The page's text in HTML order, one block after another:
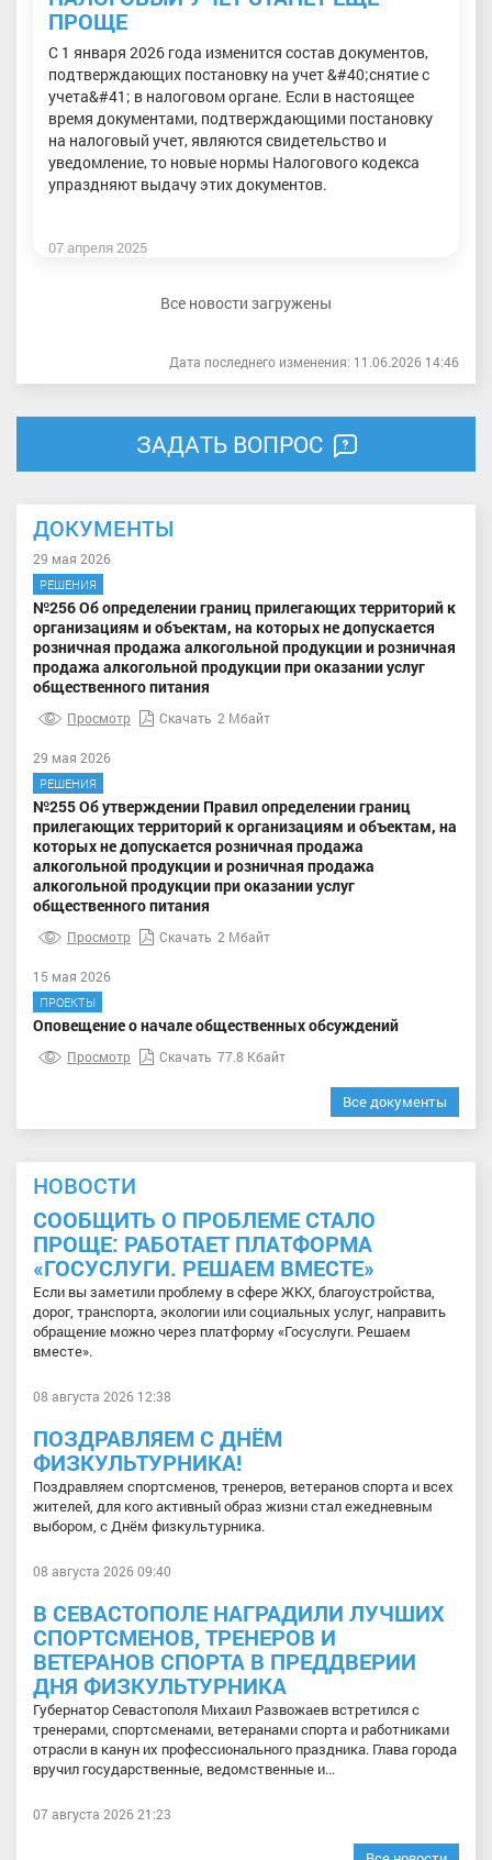
ПРОЩЕ
С 1 января 2026 года изменится состав документов,
подтверждающих постановку на учет &#40;снятие с
учета&#41; в налоговом органе. Если в настоящее
время документами, подтверждающими постановку
на налоговый учет, являются свидетельство и
уведомление, то новые нормы Налогового кодекса
упраздняют выдачу этих документов.
07 апреля 2025
Все новости загружены
Дата последнего изменения: 11.06.2026 14:46
ЗАДАТЬ ВОПРОС
ДОКУМЕНТЫ
29 мая 2026
РЕШЕНИЯ
№256 Об определении границ прилегающих территорий к
организациям и объектам, на которых не допускается
розничная продажа алкогольной продукции и розничная
продажа алкогольной продукции при оказании услуг
общественного питания
Просмотр Скачать 2 Мбайт
29 мая 2026
РЕШЕНИЯ
№255 Об утверждении Правил определении границ
прилегающих территорий к организациям и объектам, на
которых не допускается розничная продажа
алкогольной продукции и розничная продажа
алкогольной продукции при оказании услуг
общественного питания
Просмотр Скачать 2 Мбайт
15 мая 2026
ПРОЕКТЫ
Оповещение о начале общественных обсуждений
Просмотр Скачать 77.8 Кбайт
Все документы
НОВОСТИ
СООБЩИТЬ О ПРОБЛЕМЕ СТАЛО
ПРОЩЕ: РАБОТАЕТ ПЛАТФОРМА
«ГОСУСЛУГИ. РЕШАЕМ ВМЕСТЕ»
Если вы заметили проблему в сфере ЖКХ, благоустройства,
дорог, транспорта, экологии или социальных услуг, направить
обращение можно через платформу «Госуслуги. Решаем
вместе».
08 августа 2026 12:38
ПОЗДРАВЛЯЕМ С ДНЁМ
ФИЗКУЛЬТУРНИКА!
Поздравляем спортсменов, тренеров, ветеранов спорта и всех
жителей, для кого активный образ жизни стал ежедневным
выбором, с Днём физкультурника.
08 августа 2026 09:40
В СЕВАСТОПОЛЕ НАГРАДИЛИ ЛУЧШИХ
СПОРТСМЕНОВ, ТРЕНЕРОВ И
ВЕТЕРАНОВ СПОРТА В ПРЕДДВЕРИИ
ДНЯ ФИЗКУЛЬТУРНИКА
Губернатор Севастополя Михаил Развожаев встретился с
тренерами, спортсменами, ветеранами спорта и работниками
отрасли в канун их профессионального праздника. Глава города
вручил государственные, ведомственные и...
07 августа 2026 21:23